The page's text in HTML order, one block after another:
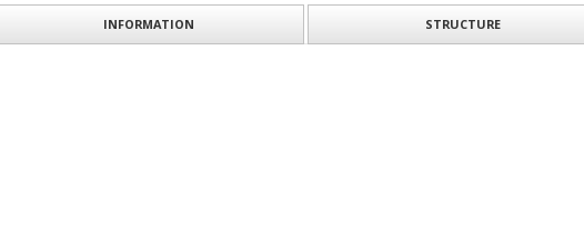
INFORMATION STRUCTURE